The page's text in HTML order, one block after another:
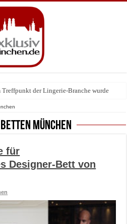
Treffpunkt der Lingerie-Branche wurde
die rollenden Kunstwerke bis heute
München
für
Designer-Bett von